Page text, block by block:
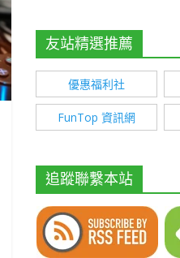
友站精選推薦
優惠福利社
FunTop 資訊網
追蹤聯繫本站